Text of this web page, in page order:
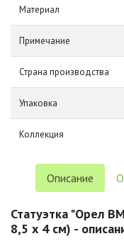
Материал
Примечание
Страна производства
Упаковка
Коллекция
Описание
Статуэтка "Орел
8,5 х 4 см) -